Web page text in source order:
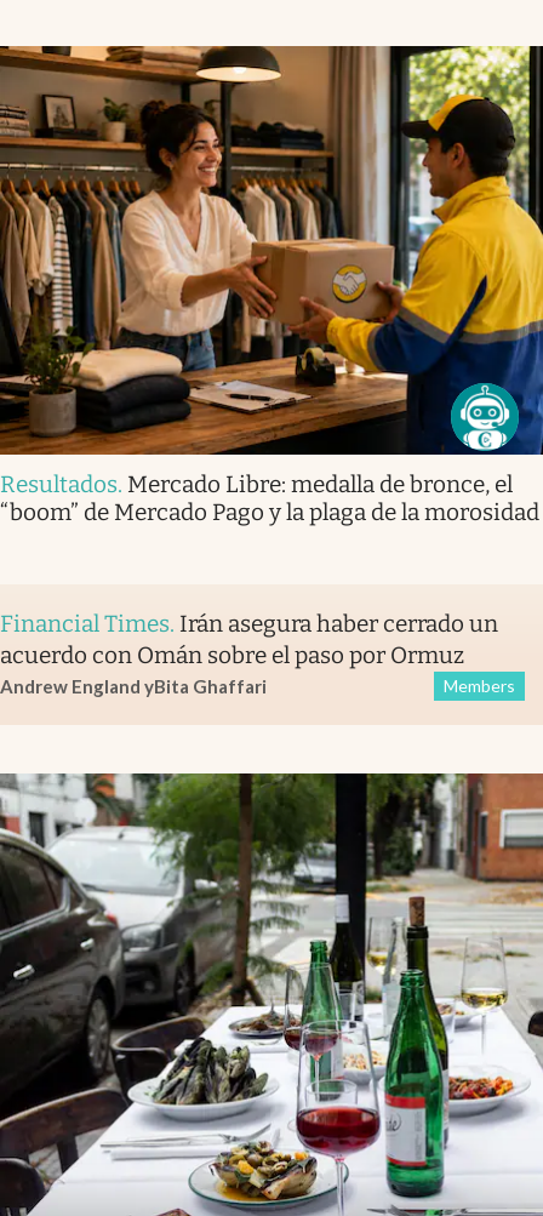
Resultados. Mercado Libre: medalla de bronce, el
“boom” de Mercado Pago y la plaga de la morosidad
Financial Times. Irán asegura haber cerrado un
acuerdo con Omán sobre el paso por Ormuz
Andrew England yBita Ghaffari Members